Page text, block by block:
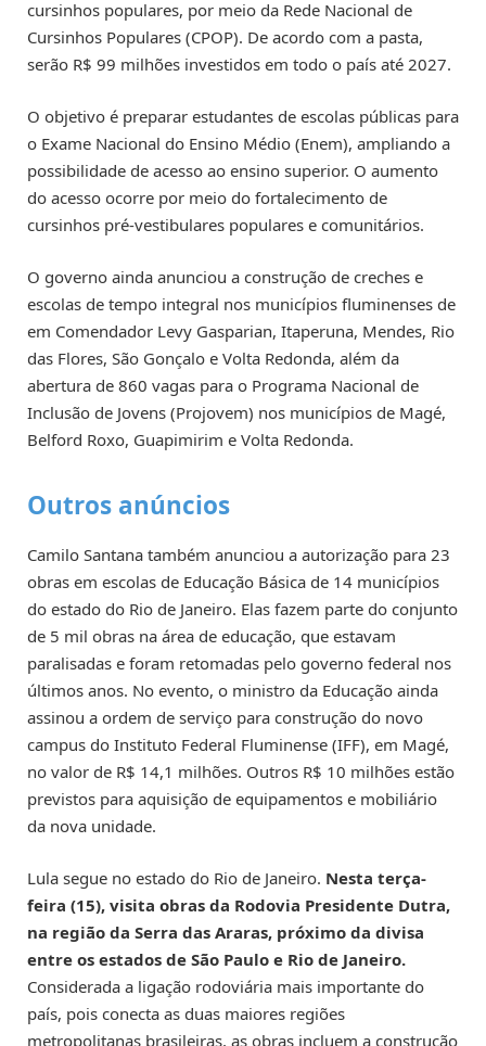
cursinhos populares, por meio da Rede Nacional de
Cursinhos Populares (CPOP). De acordo com a pasta,
serão R$ 99 milhões investidos em todo o país até 2027.
O objetivo é preparar estudantes de escolas públicas para
o Exame Nacional do Ensino Médio (Enem), ampliando a
possibilidade de acesso ao ensino superior. O aumento
do acesso ocorre por meio do fortalecimento de
cursinhos pré-vestibulares populares e comunitários.
O governo ainda anunciou a construção de creches e
escolas de tempo integral nos municípios fluminenses de
em Comendador Levy Gasparian, Itaperuna, Mendes, Rio
das Flores, São Gonçalo e Volta Redonda, além da
abertura de 860 vagas para o Programa Nacional de
Inclusão de Jovens (Projovem) nos municípios de Magé,
Belford Roxo, Guapimirim e Volta Redonda.
Outros anúncios
Camilo Santana também anunciou a autorização para 23
obras em escolas de Educação Básica de 14 municípios
do estado do Rio de Janeiro. Elas fazem parte do conjunto
de 5 mil obras na área de educação, que estavam
paralisadas e foram retomadas pelo governo federal nos
últimos anos. No evento, o ministro da Educação ainda
assinou a ordem de serviço para construção do novo
campus do Instituto Federal Fluminense (IFF), em Magé,
no valor de R$ 14,1 milhões. Outros R$ 10 milhões estão
previstos para aquisição de equipamentos e mobiliário
da nova unidade.
Lula segue no estado do Rio de Janeiro. Nesta terça-
feira (15), visita obras da Rodovia Presidente Dutra,
na região da Serra das Araras, próximo da divisa
entre os estados de São Paulo e Rio de Janeiro.
Considerada a ligação rodoviária mais importante do
país, pois conecta as duas maiores regiões
metropolitanas brasileiras, as obras incluem a construção